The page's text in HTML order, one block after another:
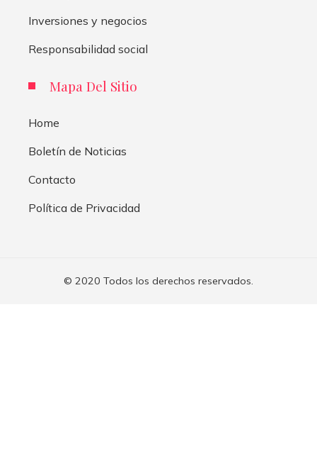
Inversiones y negocios
Responsabilidad social
Mapa Del Sitio
Home
Boletín de Noticias
Contacto
Política de Privacidad
© 2020 Todos los derechos reservados.